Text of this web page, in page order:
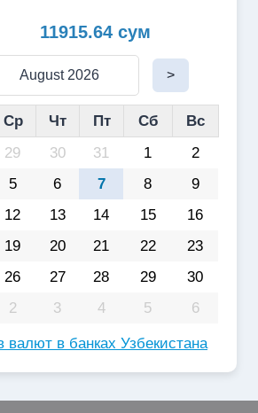
11915.64 сум
August 2026 >
Ср Чт Пт Сб
Вс
29 30 31 1
2
5 6 7 8
9
12 13 14 15
16
19 20 21 22
23
26 27 28 29
30
2 3 4 5 6
валют в банках Узбекистана